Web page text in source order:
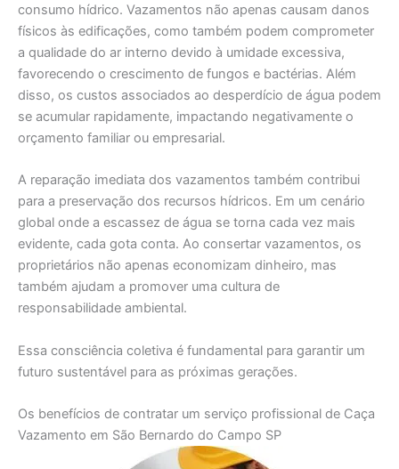
consumo hídrico. Vazamentos não apenas causam danos
físicos às edificações, como também podem comprometer
a qualidade do ar interno devido à umidade excessiva,
favorecendo o crescimento de fungos e bactérias. Além
disso, os custos associados ao desperdício de água podem
se acumular rapidamente, impactando negativamente o
orçamento familiar ou empresarial.
A reparação imediata dos vazamentos também contribui
para a preservação dos recursos hídricos. Em um cenário
global onde a escassez de água se torna cada vez mais
evidente, cada gota conta. Ao consertar vazamentos, os
proprietários não apenas economizam dinheiro, mas
também ajudam a promover uma cultura de
responsabilidade ambiental.
Essa consciência coletiva é fundamental para garantir um
futuro sustentável para as próximas gerações.
Os benefícios de contratar um serviço profissional de Caça
Vazamento em São Bernardo do Campo SP